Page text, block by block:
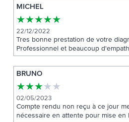
MICHEL
★★★★★
22/12/2022
Tres bonne prestation de votre
Professionnel et beaucoup
BRUNO
★★★★★
02/05/2023
Compte rendu non reçu à ce jour
nécessaire en attente pour mise en